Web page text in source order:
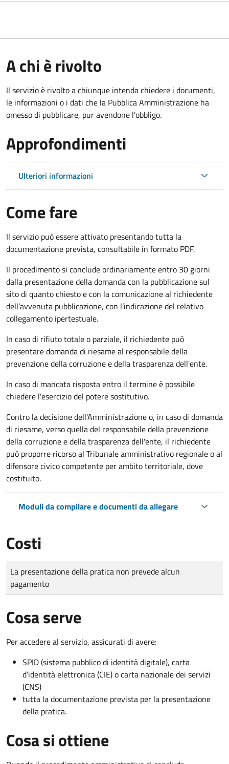
A chi è rivolto
Il servizio è rivolto a chiunque intenda chiedere i documenti,
le informazioni o i dati che la Pubblica Amministrazione ha
omesso di pubblicare, pur avendone l’obbligo.
Approfondimenti
Ulteriori informazioni
Come fare
Il servizio può essere attivato presentando tutta la
documentazione prevista, consultabile in formato PDF.
Il procedimento si conclude ordinariamente entro 30 giorni
dalla presentazione della domanda con la pubblicazione sul
sito di quanto chiesto e con la comunicazione al richiedente
dell’avvenuta pubblicazione, con l’indicazione del relativo
collegamento ipertestuale.
In caso di rifiuto totale o parziale, il richiedente può
presentare domanda di riesame al responsabile della
prevenzione della corruzione e della trasparenza dell'ente.
In caso di mancata risposta entro il termine è possibile
chiedere l'esercizio del potere sostitutivo.
Contro la decisione dell'Amministrazione o, in caso di domanda
di riesame, verso quella del responsabile della prevenzione
della corruzione e della trasparenza dell'ente, il richiedente
può proporre ricorso al Tribunale amministrativo regionale o al
difensore civico competente per ambito territoriale, dove
costituito.
Moduli da compilare e documenti da allegare
Costi
Tipo di pagamento
Importo
La presentazione della pratica non prevede alcun
pagamento
Cosa serve
Per accedere al servizio, assicurati di avere:
SPID (sistema pubblico di identità digitale), carta
d’identità elettronica (CIE) o carta nazionale dei servizi
(CNS)
tutta la documentazione prevista per la presentazione
della pratica.
Cosa si ottiene